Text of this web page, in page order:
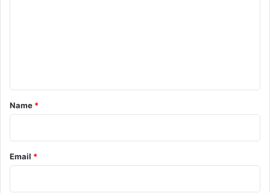
*
Name *
Email *